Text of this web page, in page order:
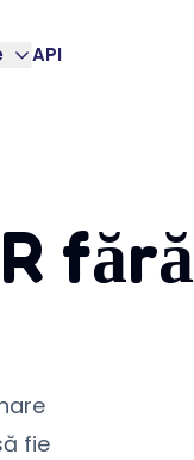
API
fără
fie